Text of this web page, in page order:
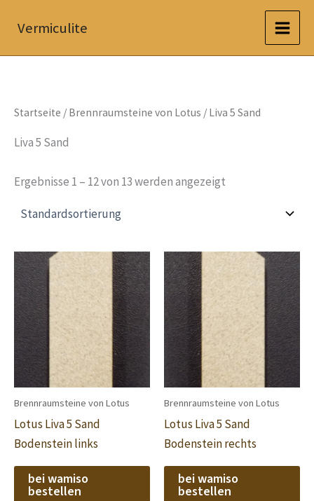
InhaltVermiculite
Startseite / Brennraumsteine von Lotus / Liva 5 Sand
Liva 5 Sand
Ergebnisse 1 – 12 von 13 werden angezeigt
Brennraumsteine von Lotus
Lotus Liva 5 Sand
Bodenstein links
bei wamiso
bestellen
Brennraumsteine von Lotus
Lotus Liva 5 Sand
Bodenstein rechts
bei wamiso
bestellen